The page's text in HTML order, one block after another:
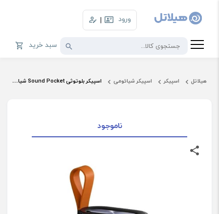
ورود |
سبد خرید
هیلاتل اسپیکر اسپیکر شیائومی اسپیکر بلوتوثی Sound Pocket شیائومی مدل MDZ-37-DB
ناموجود